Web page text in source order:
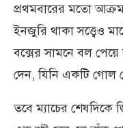
প্রথমবারের মতো
ইনজুরি থাকা সত্ত্বেও
বক্সের সামনে বল
দেন, যিনি একটি গোল
তবে ম্যাচের শেষদিকে